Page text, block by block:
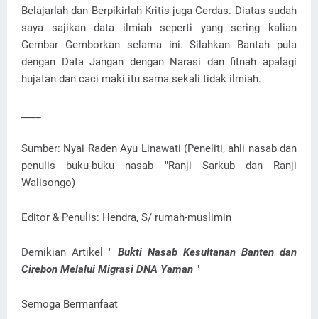
Belajarlah dan Berpikirlah Kritis juga Cerdas. Diatas sudah
saya sajikan data ilmiah seperti yang sering kalian
Gembar Gemborkan selama ini. Silahkan Bantah pula
dengan Data Jangan dengan Narasi dan fitnah apalagi
hujatan dan caci maki itu sama sekali tidak ilmiah.
Sumber: Nyai Raden Ayu Linawati (Peneliti, ahli nasab dan
penulis buku-buku nasab "Ranji Sarkub dan Ranji
Walisongo)
Editor & Penulis: Hendra, S/ rumah-muslimin
Demikian Artikel " Bukti Nasab Kesultanan Banten dan
Cirebon Melalui Migrasi DNA Yaman "
Semoga Bermanfaat